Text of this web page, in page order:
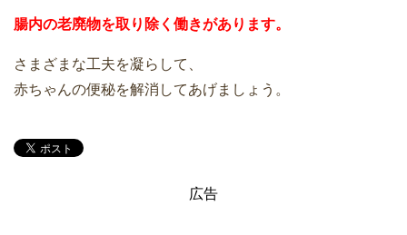
腸内の老廃物を取り除く働きがあります。
さまざまな工夫を凝らして、
赤ちゃんの便秘を解消してあげましょう。
広告